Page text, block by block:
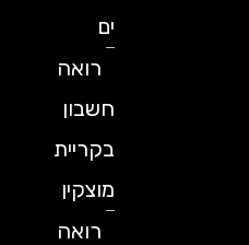
רואה
חשבון
בקריית
מוצקין
רואה